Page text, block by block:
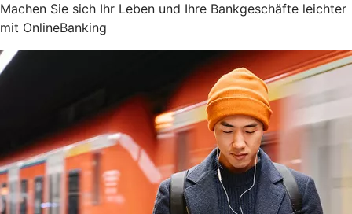
Machen Sie sich Ihr Leben und Ihre Bankgeschäfte leichter
mit OnlineBanking